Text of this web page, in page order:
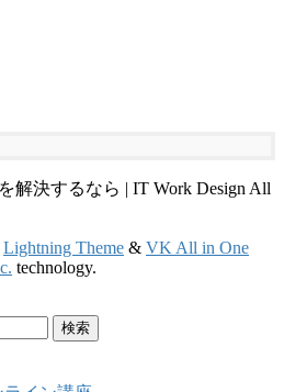
解決するなら | IT Work Design All
Lightning Theme & VK All in One
technology.